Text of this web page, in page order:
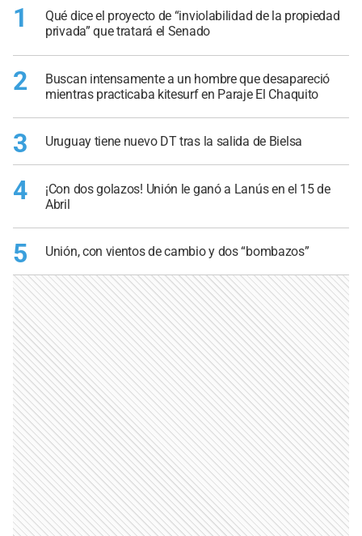
1
Qué dice el proyecto de “inviolabilidad de la propiedad
privada” que tratará el Senado
2
Buscan intensamente a un hombre que desapareció
mientras practicaba kitesurf en Paraje El Chaquito
3 Uruguay tiene nuevo DT tras la salida de Bielsa
4
¡Con dos golazos! Unión le ganó a Lanús en el 15 de
Abril
5 Unión, con vientos de cambio y dos “bombazos”